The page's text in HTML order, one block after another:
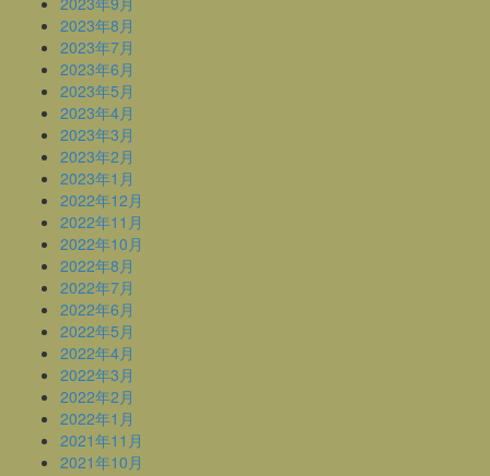
2023年8月
2023年7月
2023年6月
2023年5月
2023年4月
2023年3月
2023年2月
2023年1月
2022年12月
2022年11月
2022年10月
2022年8月
2022年7月
2022年6月
2022年5月
2022年4月
2022年3月
2022年2月
2022年1月
2021年11月
2021年10月